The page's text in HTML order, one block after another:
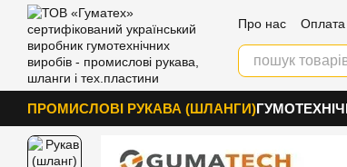
Перейти к основному контенту
Про нас Оплата
Контакти
ПРОМИСЛОВІ РУКАВА (ШЛАНГИ)